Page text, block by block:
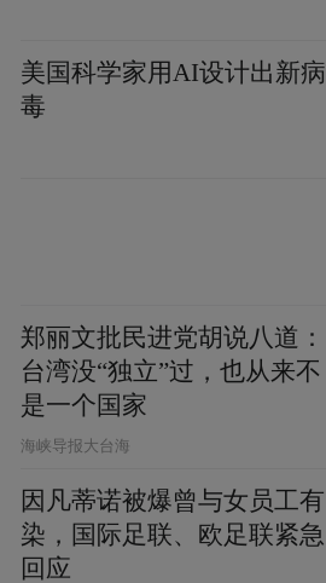
美国科学家用AI设计出新病
毒
郑丽文批民进党胡说八道：
台湾没“独立”过，也从来不
是一个国家
​海峡导报大台海
因凡蒂诺被爆曾与女员工有
染，国际足联、欧足联紧急
回应